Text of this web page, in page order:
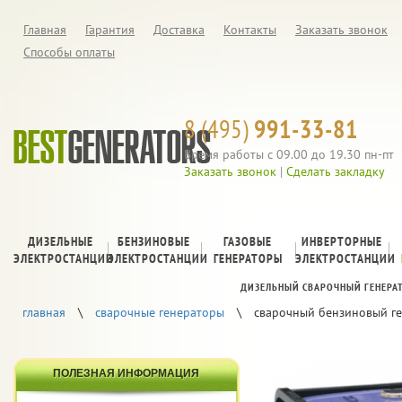
Главная Гарантия Доставка Контакты
Заказать звонок
Способы оплаты
8 (495)991-33-81
Время работы с 09.00 до 19.30 пн-пт
Заказать звонок | Сделать закладку
ДИЗЕЛЬНЫЕ
ЭЛЕКТРОСТАНЦИИ
БЕНЗИНОВЫЕ
ЭЛЕКТРОСТАНЦИИ
ГАЗОВЫЕ
ГЕНЕРАТОРЫ
ИНВЕРТОРНЫЕ
ЭЛЕКТРОСТАНЦИИ
ДИЗЕЛЬНЫЙ СВАРОЧНЫЙ
главная \ сварочные генераторы \ сварочный бензиновый
ПОЛЕЗНАЯ ИНФОРМАЦИЯ